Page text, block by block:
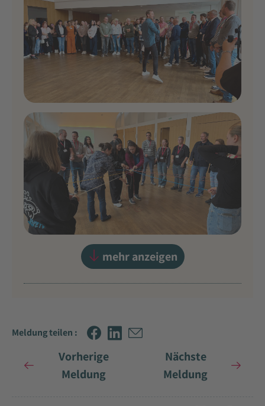
mehr anzeigen
Meldung teilen :
Vorherige
Meldung
Nächste
Meldung